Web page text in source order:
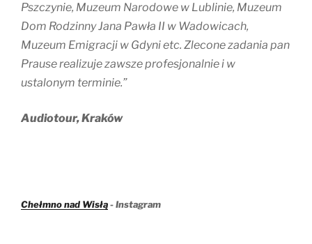
Pszczynie, Muzeum Narodowe w Lublinie, Muzeum
Dom Rodzinny Jana Pawła II w Wadowicach,
Muzeum Emigracji w Gdyni etc. Zlecone zadania pan
Prause realizuje zawsze profesjonalnie i w
ustalonym terminie.”
Audiotour, Kraków
Chełmno nad Wisłą- Instagram